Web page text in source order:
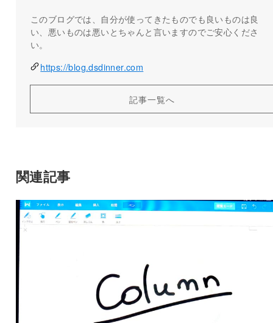
このブログでは、自分が使ってきたものでも良いものは良
い、悪いものは悪いとちゃんと言いますのでご安心くださ
い。
https://blog.dsdinner.com
記事一覧へ
関連記事